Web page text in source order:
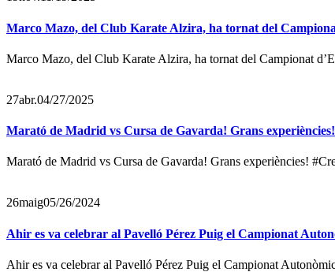
Marco Mazo, del Club Karate Alzira, ha tornat del
Marco Mazo, del Club Karate Alzira, ha tornat del Campionat
27abr.04/27/2025
Marató de Madrid vs Cursa de Gavarda! Grans
Marató de Madrid vs Cursa de Gavarda! Grans experiències!
26maig05/26/2024
Ahir es va celebrar al Pavelló Pérez Puig el Campionat
Ahir es va celebrar al Pavelló Pérez Puig el Campionat